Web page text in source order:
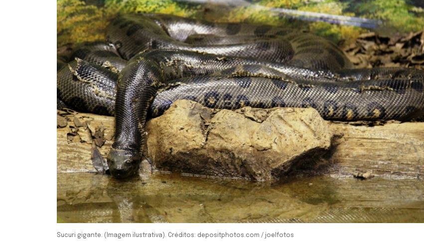
Sucuri gigante. (Imagem ilustrativa). Créditos: depositphotos.com / joelfotos